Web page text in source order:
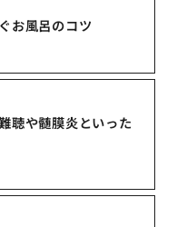
お風呂のコツ
聴や髄膜炎といった